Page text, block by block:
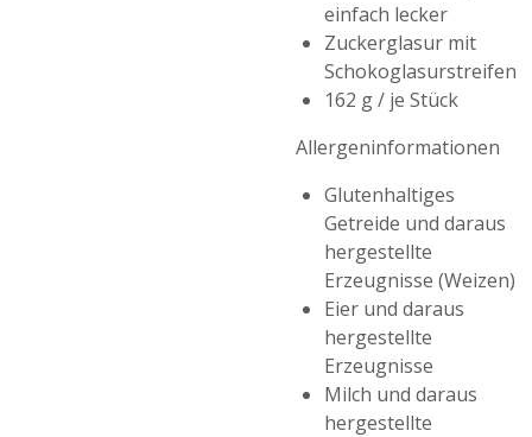
einfach lecker
Zuckerglasur mit
Schokoglasurstreifen
162 g / je Stück
Allergeninformationen
Glutenhaltiges
Getreide und daraus
hergestellte
Erzeugnisse (Weizen)
Eier und daraus
hergestellte
Erzeugnisse
Milch und daraus
hergestellte